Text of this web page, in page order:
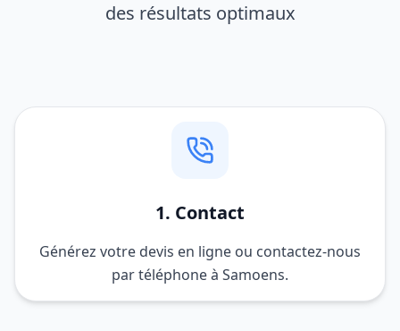
des résultats optimaux
1. Contact
Générez votre devis en ligne ou contactez-nous
par téléphone à Samoens.